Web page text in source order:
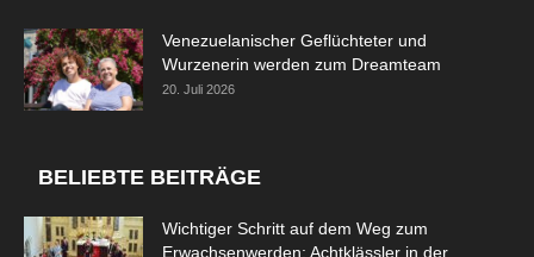
Venezuelanischer Geflüchteter und
Wurzenerin werden zum Dreamteam
20. Juli 2026
BELIEBTE BEITRÄGE
Wichtiger Schritt auf dem Weg zum
Erwachsenwerden: Achtklässler in der